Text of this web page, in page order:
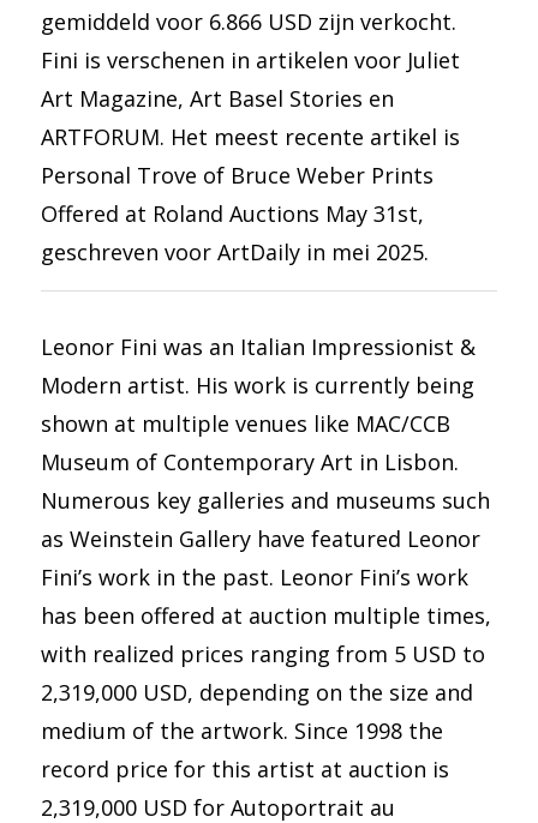
gemiddeld voor 6.866 USD zijn verkocht.
Fini is verschenen in artikelen voor Juliet
Art Magazine, Art Basel Stories en
ARTFORUM. Het meest recente artikel is
Personal Trove of Bruce Weber Prints
Offered at Roland Auctions May 31st,
geschreven voor ArtDaily in mei 2025.
Leonor Fini was an Italian Impressionist &
Modern artist. His work is currently being
shown at multiple venues like MAC/CCB
Museum of Contemporary Art in Lisbon.
Numerous key galleries and museums such
as Weinstein Gallery have featured Leonor
Fini’s work in the past. Leonor Fini’s work
has been offered at auction multiple times,
with realized prices ranging from 5 USD to
2,319,000 USD, depending on the size and
medium of the artwork. Since 1998 the
record price for this artist at auction is
2,319,000 USD for Autoportrait au